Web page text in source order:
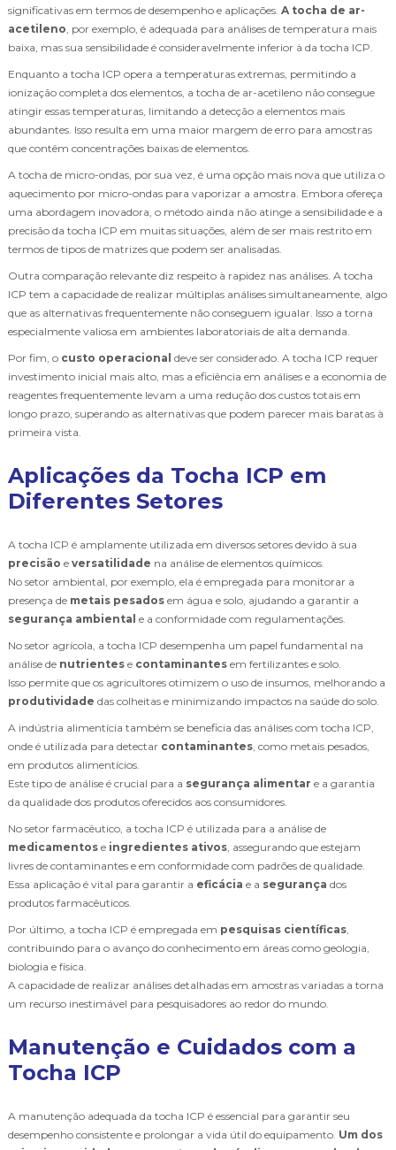
significativas em termos de desempenho e aplicações. A tocha de ar-
acetileno, por exemplo, é adequada para análises de temperatura mais
baixa, mas sua sensibilidade é consideravelmente inferior à da tocha ICP.
Enquanto a tocha ICP opera a temperaturas extremas, permitindo a
ionização completa dos elementos, a tocha de ar-acetileno não consegue
atingir essas temperaturas, limitando a detecção a elementos mais
abundantes. Isso resulta em uma maior margem de erro para amostras
que contêm concentrações baixas de elementos.
A tocha de micro-ondas, por sua vez, é uma opção mais nova que utiliza o
aquecimento por micro-ondas para vaporizar a amostra. Embora ofereça
uma abordagem inovadora, o método ainda não atinge a sensibilidade e a
precisão da tocha ICP em muitas situações, além de ser mais restrito em
termos de tipos de matrizes que podem ser analisadas.
Outra comparação relevante diz respeito à rapidez nas análises. A tocha
ICP tem a capacidade de realizar múltiplas análises simultaneamente, algo
que as alternativas frequentemente não conseguem igualar. Isso a torna
especialmente valiosa em ambientes laboratoriais de alta demanda.
Por fim, o custo operacional deve ser considerado. A tocha ICP requer
investimento inicial mais alto, mas a eficiência em análises e a economia de
reagentes frequentemente levam a uma redução dos custos totais em
longo prazo, superando as alternativas que podem parecer mais baratas à
primeira vista.
Aplicações da Tocha ICP em
Diferentes Setores
A tocha ICP é amplamente utilizada em diversos setores devido à sua
precisão e versatilidade na análise de elementos químicos.
No setor ambiental, por exemplo, ela é empregada para monitorar a
presença de metais pesados em água e solo, ajudando a garantir a
segurança ambiental e a conformidade com regulamentações.
No setor agrícola, a tocha ICP desempenha um papel fundamental na
análise de nutrientes e contaminantes em fertilizantes e solo.
Isso permite que os agricultores otimizem o uso de insumos, melhorando a
produtividade das colheitas e minimizando impactos na saúde do solo.
A indústria alimentícia também se beneficia das análises com tocha ICP,
onde é utilizada para detectar contaminantes, como metais pesados,
em produtos alimentícios.
Este tipo de análise é crucial para a segurança alimentar e a garantia
da qualidade dos produtos oferecidos aos consumidores.
No setor farmacêutico, a tocha ICP é utilizada para a análise de
medicamentos e ingredientes ativos, assegurando que estejam
livres de contaminantes e em conformidade com padrões de qualidade.
Essa aplicação é vital para garantir a eficácia e a segurança dos
produtos farmacêuticos.
Por último, a tocha ICP é empregada em pesquisas científicas,
contribuindo para o avanço do conhecimento em áreas como geologia,
biologia e física.
A capacidade de realizar análises detalhadas em amostras variadas a torna
um recurso inestimável para pesquisadores ao redor do mundo.
Manutenção e Cuidados com a
Tocha ICP
A manutenção adequada da tocha ICP é essencial para garantir seu
desempenho consistente e prolongar a vida útil do equipamento. Um dos